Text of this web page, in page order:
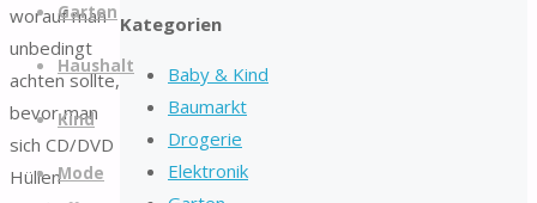
Garten
Haushalt
Kind
Mode
worauf man
unbedingt
achten sollte,
bevor man
sich CD/DVD
Hüllen
Kategorien
Baby & Kind
Baumarkt
Drogerie
Elektronik